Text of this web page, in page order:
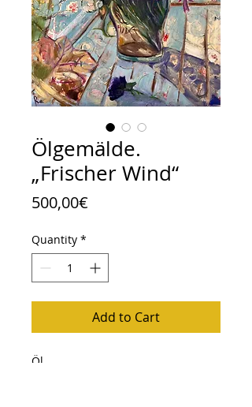
Ölgemälde.
„Frischer Wind“
500,00€
Quantity *
Add to Cart
Öl